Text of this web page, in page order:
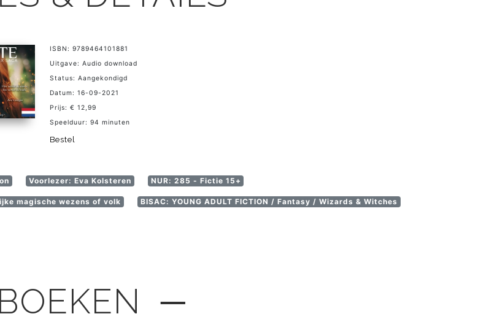
ISBN: 9789464101881
Uitgave: Audio download
Status: Aangekondigd
Datum: 16-09-2021
Prijs: € 12,99
Speelduur: 94 minuten
Bestel
Voorlezer: Eva Kolsteren NUR: 285 - Fictie 15+
magische wezens of volk BISAC: YOUNG ADULT FICTION / Fantasy / Wizards & Witches
─